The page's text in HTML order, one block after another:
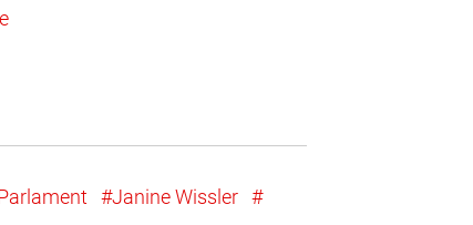
e
Janine Wissler